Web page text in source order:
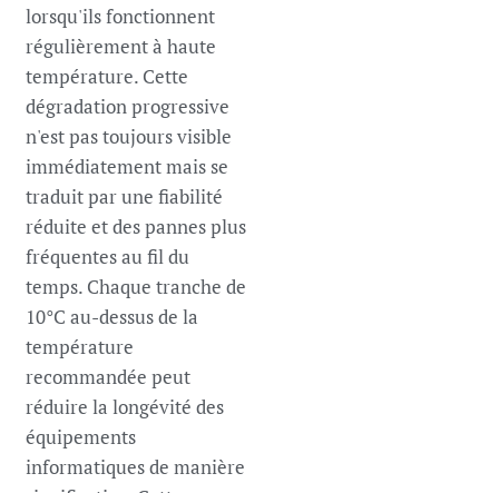
lorsqu'ils fonctionnent
régulièrement à haute
température. Cette
dégradation progressive
n'est pas toujours visible
immédiatement mais se
traduit par une fiabilité
réduite et des pannes plus
fréquentes au fil du
temps. Chaque tranche de
10°C au-dessus de la
température
recommandée peut
réduire la longévité des
équipements
informatiques de manière